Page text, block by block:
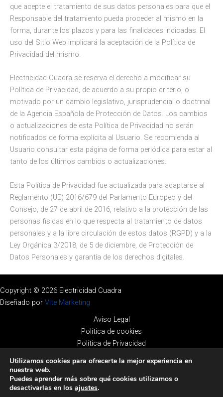
que acepte el tratamiento de sus datos personales para que el
Responsable del tratamiento pueda proceder al mismo en la
forma, durante los plazos y para las finalidades indicadas. El
uso del Sitio Web implicará la aceptación de la Política de
Privacidad del mismo.
Electricidad Cuadra se reserva el derecho a modificar su
Política de Privacidad, de acuerdo a su propio criterio, o
motivado por un cambio legislativo, jurisprudencial o doctrinal
de la Agencia Española de Protección de Datos. Los cambios
o actualizaciones de esta Política de Privacidad no serán
notificados de forma explícita al Usuario. Se recomienda al
Usuario consultar esta página de forma periódica para estar al
tanto de los últimos cambios o actualizaciones.
Esta Política de Privacidad fue actualizada para adaptarse al
Reglamento (UE) 2016/679 del Parlamento Europeo y del
Consejo, de 27 de abril de 2016, relativo a la protección de las
personas físicas en lo que respecta al tratamiento de datos
personales y a la libre circulación de estos datos (RGPD) y a la
Ley Orgánica 3/2018, de 5 de diciembre, de Protección de
Datos Personales y garantía de los derechos digitales.
Copyright © 2026 Electricidad Cuadra
Diseñado por Vite Marketing
Aviso Legal
Política de cookies
Política de Privacidad
Utilizamos cookies para ofrecerte la mejor experiencia en
nuestra web.
Puedes aprender más sobre qué cookies utilizamos o
desactivarlas en los ajustes.